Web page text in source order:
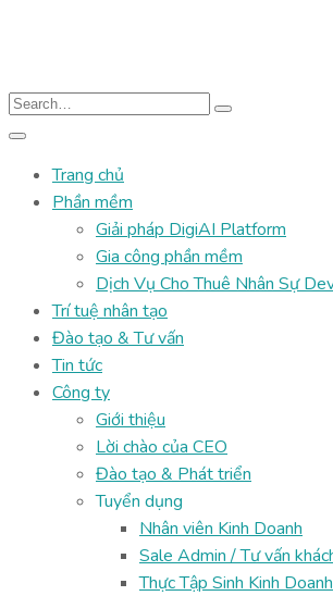
Trang chủ
Phần mềm
Giải pháp DigiAI Platform
Gia công phần mềm
Dịch Vụ Cho Thuê Nhân Sự
Trí tuệ nhân tạo
Đào tạo & Tư vấn
Tin tức
Công ty
Giới thiệu
Lời chào của CEO
Đào tạo & Phát triển
Tuyển dụng
Nhân viên Kinh Doanh
Sale Admin / Tư vấn
Thực Tập Sinh Kinh Doanh